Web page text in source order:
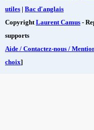
utiles | Bac d'anglais
Copyright Laurent Camus -
supports
Aide / Contactez-nous /
choix]